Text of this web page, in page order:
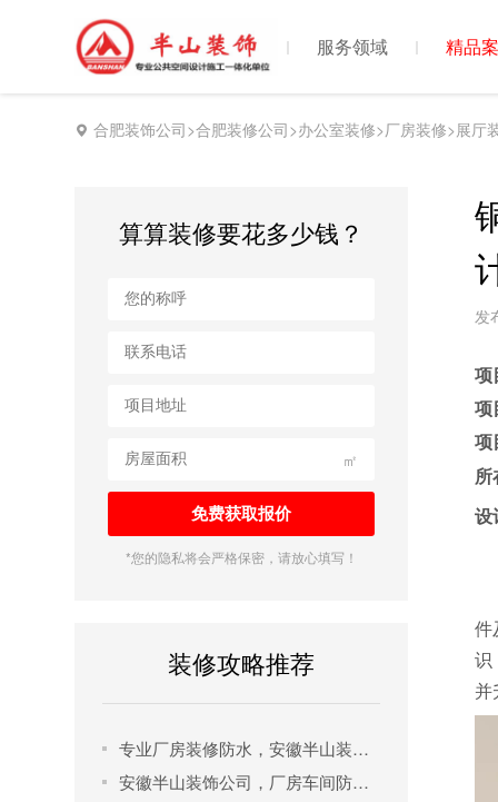
首页 服务领域 精品
合肥装饰公司>合肥装修公司>办公室装修>厂房装修>展厅
算算装修要花多少钱？
㎡
*您的隐私将会严格保密，请放心填写！
装修攻略推荐
专业厂房装修防水，安徽半山装饰实力见证！
安徽半山装饰公司，厂房车间防水装修首选！
发
项
项
项
所
设
件
识
并